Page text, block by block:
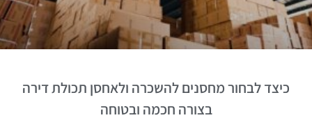
כיצד לבחור מחסנים להשכרה ולאחסן תכולת דירה
בצורה חכמה ובטוחה